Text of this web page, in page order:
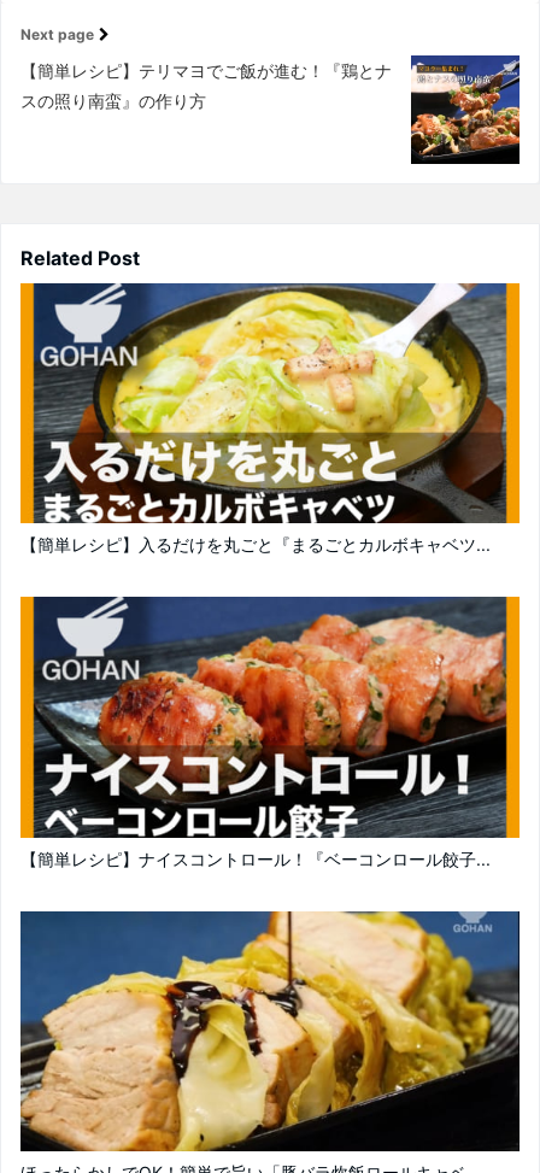
Next page
【簡単レシピ】テリマヨでご飯が進む！『鶏とナ
スの照り南蛮』の作り方
Related Post
【簡単レシピ】入るだけを丸ごと『まるごとカルボキャベツ...
【簡単レシピ】ナイスコントロール！『ベーコンロール餃子...